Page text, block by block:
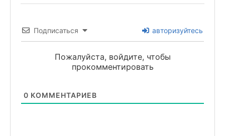
Подписаться авторизуйтесь
Пожалуйста, войдите, чтобы
прокомментировать
0 КОММЕНТАРИЕВ